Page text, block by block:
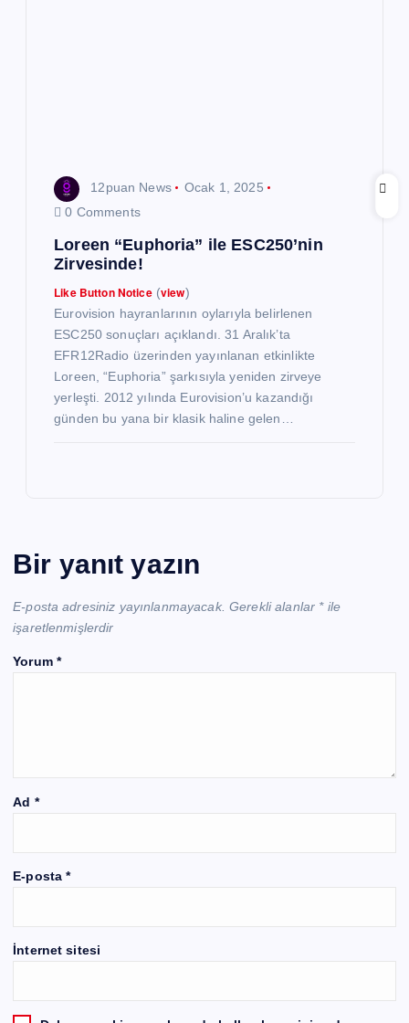
12puan News
Ocak 1, 2025
0 Comments
Loreen “Euphoria” ile ESC250’nin
Zirvesinde!
Like Button Notice(view)
Eurovision hayranlarının oylarıyla belirlenen
ESC250 sonuçları açıklandı. 31 Aralık’ta
EFR12Radio üzerinden yayınlanan etkinlikte
Loreen, “Euphoria” şarkısıyla yeniden zirveye
yerleşti. 2012 yılında Eurovision’u kazandığı
günden bu yana bir klasik haline gelen…
Bir yanıt yazın
E-posta adresiniz yayınlanmayacak. Gerekli alanlar *ile
işaretlenmişlerdir
Yorum *
Ad *
E-posta*
İnternet sitesi